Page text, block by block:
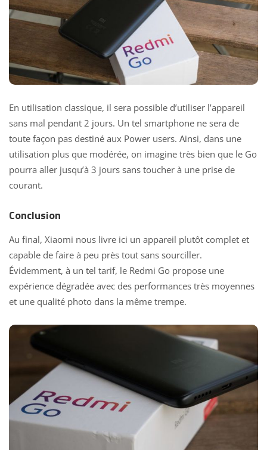
En utilisation classique, il sera possible d’utiliser l’appareil
sans mal pendant 2 jours. Un tel smartphone ne sera de
toute façon pas destiné aux Power users. Ainsi, dans une
utilisation plus que modérée, on imagine très bien que le Go
pourra aller jusqu’à 3 jours sans toucher à une prise de
courant.
Conclusion
Au final, Xiaomi nous livre ici un appareil plutôt complet et
capable de faire à peu près tout sans sourciller.
Évidemment, à un tel tarif, le Redmi Go propose une
expérience dégradée avec des performances très moyennes
et une qualité photo dans la même trempe.